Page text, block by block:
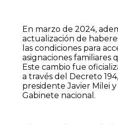
En marzo de 2024,
actualización de
las condiciones para
asignaciones familiares
Este cambio fue
a través del Decreto
presidente Javier Milei
Gabinete nacional.